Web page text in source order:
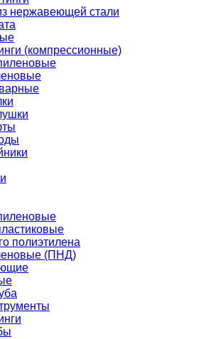
нержавеющей стали
(компрессионные)
полиэтилена
(ПНД)